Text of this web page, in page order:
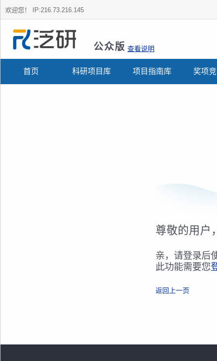
欢迎您！ IP:216.73.216.145
公众版 查看说明
首页 科研项目库 项目指南库 奖项
尊敬的用户
亲，请登录后
此功能需要您
返回上一页